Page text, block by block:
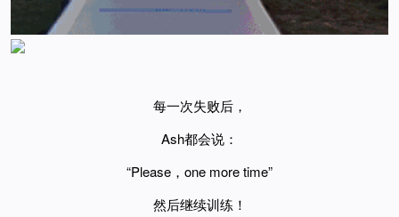
每一次失败后，
Ash都会说：
“Please，one more time”
然后继续训练！